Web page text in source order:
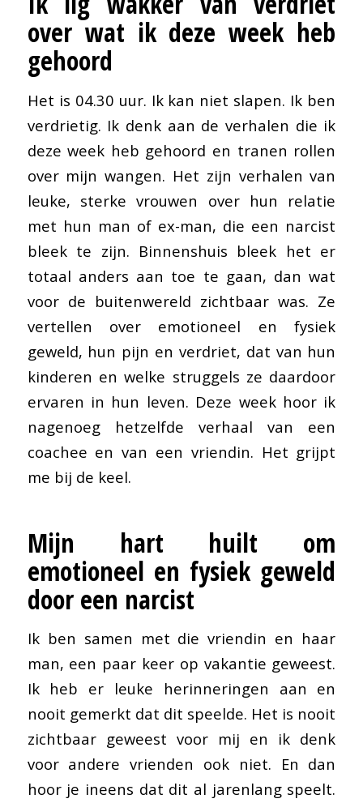
over wat ik deze week heb
gehoord
Het is 04.30 uur. Ik kan niet slapen. Ik ben
verdrietig. Ik denk aan de verhalen die ik
deze week heb gehoord en tranen rollen
over mijn wangen. Het zijn verhalen van
leuke, sterke vrouwen over hun relatie
met hun man of ex-man, die een narcist
bleek te zijn. Binnenshuis bleek het er
totaal anders aan toe te gaan, dan wat
voor de buitenwereld zichtbaar was. Ze
vertellen over emotioneel en fysiek
geweld, hun pijn en verdriet, dat van hun
kinderen en welke struggels ze daardoor
ervaren in hun leven. Deze week hoor ik
nagenoeg hetzelfde verhaal van een
coachee en van een vriendin. Het grijpt
me bij de keel.
Mijn hart huilt om
emotioneel en fysiek geweld
door een narcist
Ik ben samen met die vriendin en haar
man, een paar keer op vakantie geweest.
Ik heb er leuke herinneringen aan en
nooit gemerkt dat dit speelde. Het is nooit
zichtbaar geweest voor mij en ik denk
voor andere vrienden ook niet. En dan
hoor je ineens dat dit al jarenlang speelt.